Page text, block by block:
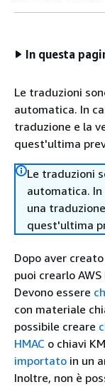
In questa
Le traduzioni
automatica. In
traduzione e la
quest'ultima
Le traduzioni
automatica.
una
quest'ultima
Dopo aver
puoi crearlo
Devono essere
con materiale
possibile creare
HMAC o chiavi
importato in un
Inoltre, non è